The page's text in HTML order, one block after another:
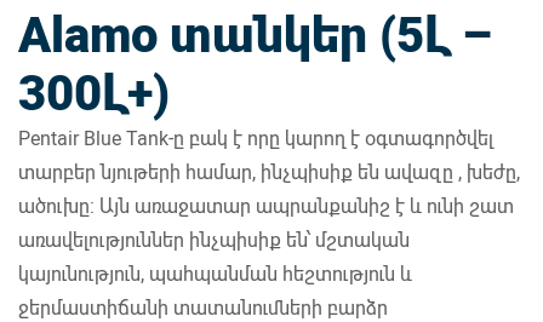
Alamo տանկեր (5Լ –
300Լ+)
Pentair Blue Tank-ը բակ է որը կարող է օգտագործվել
տարբեր նյութերի համար, ինչպիսիք են ավազը , խեժը,
ածուխը: Այն առաջատար ապրանքանիշ է և ունի շատ
առավելություններ ինչպիսիք են՝ մշտական ​​
կայունություն, պահպանման հեշտություն և
ջերմաստիճանի տատանումների բարձր